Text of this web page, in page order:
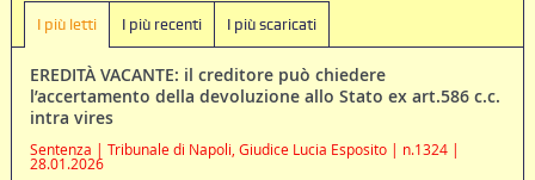
I più letti I più recenti I più scaricati
EREDITÀ VACANTE: il creditore può chiedere
l’accertamento della devoluzione allo Stato ex art.586 c.c.
intra vires
Sentenza | Tribunale di Napoli, Giudice Lucia Esposito | n.1324 |
28.01.2026